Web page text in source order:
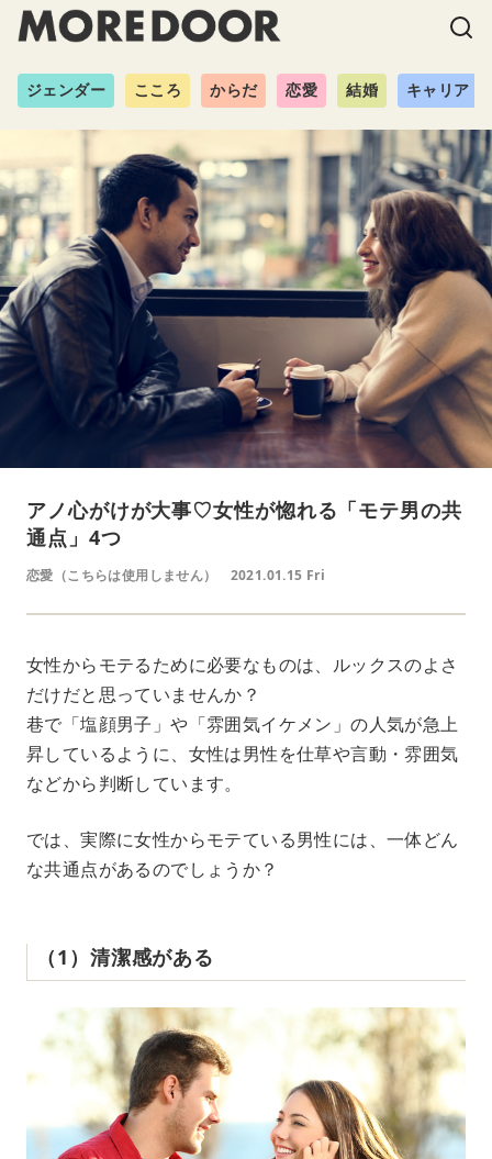
ジェンダー こころ からだ 恋愛 結婚 キャリア
アノ心がけが大事♡女性が惚れる「モテ男の共
通点」4つ
恋愛（こちらは使用しません） 2021.01.15 Fri
女性からモテるために必要なものは、ルックスのよさ
だけだと思っていませんか？
巷で「塩顔男子」や「雰囲気イケメン」の人気が急上
昇しているように、女性は男性を仕草や言動・雰囲気
などから判断しています。
では、実際に女性からモテている男性には、一体どん
な共通点があるのでしょうか？
（1）清潔感がある